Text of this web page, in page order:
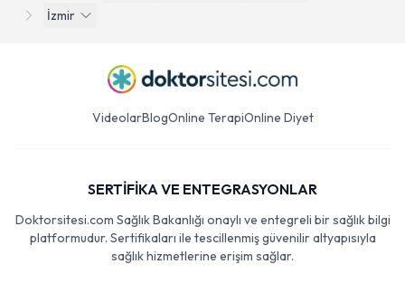
İzmir
VideolarBlogOnline TerapiOnline Diyet
SERTİFİKA VE ENTEGRASYONLAR
Doktorsitesi.com Sağlık Bakanlığı onaylı ve entegreli bir sağlık bilgi
platformudur. Sertifikaları ile tescillenmiş güvenilir altyapısıyla
sağlık hizmetlerine erişim sağlar.